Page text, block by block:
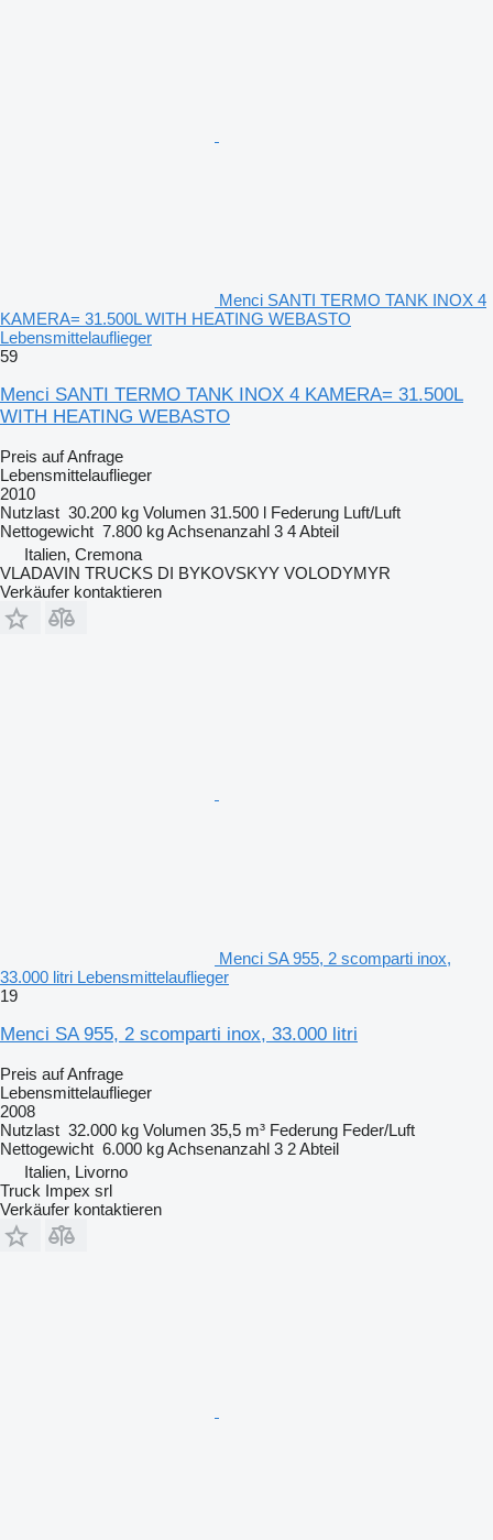
Menci SANTI TERMO TANK INOX 4
KAMERA= 31.500L WITH HEATING WEBASTO
Lebensmittelauflieger
59
Menci SANTI TERMO TANK INOX 4 KAMERA= 31.500L
WITH HEATING WEBASTO
Preis auf Anfrage
Lebensmittelauflieger
2010
Nutzlast 30.200 kg Volumen 31.500 l Federung Luft/Luft
Nettogewicht 7.800 kgAchsenanzahl 3 4 Abteil
Italien, Cremona
VLADAVIN TRUCKS DI BYKOVSKYY VOLODYMYR
Verkäufer kontaktieren
Menci SA 955, 2 scomparti inox,
33.000 litri Lebensmittelauflieger
19
Menci SA 955, 2 scomparti inox, 33.000 litri
Preis auf Anfrage
Lebensmittelauflieger
2008
Nutzlast 32.000 kg Volumen 35,5 m³ Federung Feder/Luft
Nettogewicht 6.000 kgAchsenanzahl 3 2 Abteil
Italien, Livorno
Truck Impex srl
Verkäufer kontaktieren